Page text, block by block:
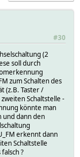
#30
(2
soll durch
zum Schalten des
(z.B. Taster /
Schaltstelle -
könnte man
und dann den
erkennt dann
Schaltstelle
?